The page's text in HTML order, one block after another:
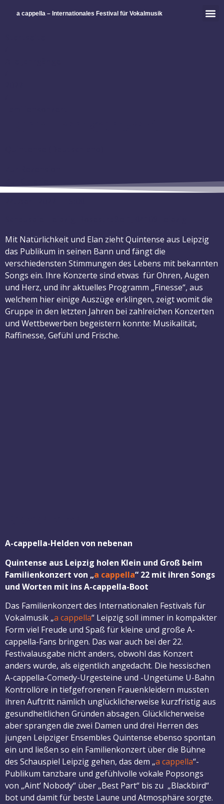
a cappella – Internationales Festival für Vokalmusik
Mit Natürlichkeit und Elan zieht Quintense aus Leipzig
das Publikum in seinen Bann und fängt die
verschiedensten Stimmungen des Lebens mit bekannten
Songs ein. Ihre Konzerte sind etwas für Ohren, Augen
und Herz, und ihr aktuelles Programm „Finesse“, aus
welchem hier einige Auszüge erklingen, zeigt womit die
Gruppe in den letzten Jahren bei zahlreichen Konzerten
und Wettbewerben begeistern konnte: Musikalität,
Raffinesse, Gefühl und Frische.
A-cappella-Helden von nebenan
Quintense aus Leipzig holen Klein und Groß beim
Familienkonzert von „a cappella“ 22 mit ihren Songs
und Worten mit ins A-cappella-Boot
Das Familienkonzert des Internationalen Festivals für
Vokalmusik „a cappella“ Leipzig soll immer in kompakter
Form viel Freude und Spaß für kleine und große A-
cappella-Fans bringen. Das war auch bei der 22.
Festivalausgabe nicht anders, obwohl das Konzert
anders wurde, als eigentlich angedacht. Die hessischen
A-cappella-Comedy-Urgesteine und -Ungetüme U-Bahn
Kontrollöre in tiefgefrorenen Frauenkleidern mussten
ihren Auftritt nämlich unglücklicherweise kurzfristig aus
gesundheitlichen Gründen absagen. Glücklicherweise
aber sprangen die zwei Damen und drei Herren des
jungen Leipziger Ensembles Quintense ebenso spontan
ein und ließen so ein Familienkonzert über die Bühne
des Schauspiel Leipzig gehen, das dem „a cappella“-
Publikum tanzbare und gefühlvolle vokale Popsongs
von „Aint‘ Nobody“ über „Best Part“ bis zu „Blackbird“
bot und damit für beste Laune und Atmosphäre sorgte.